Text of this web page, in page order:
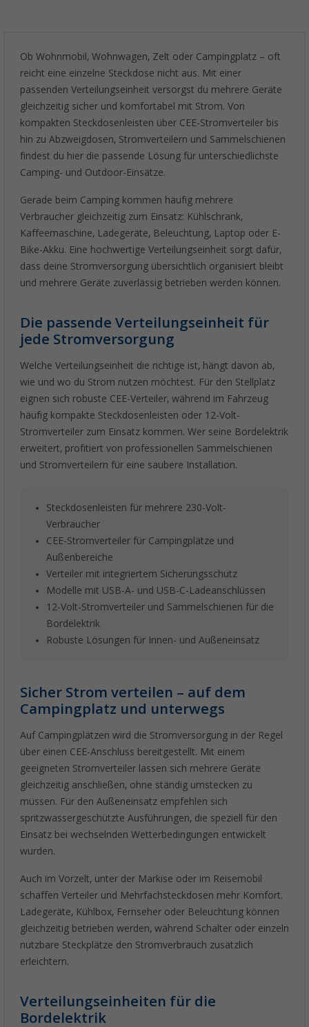
Ob Wohnmobil, Wohnwagen, Zelt oder Campingplatz – oft
reicht eine einzelne Steckdose nicht aus. Mit einer
passenden Verteilungseinheit versorgst du mehrere Geräte
gleichzeitig sicher und komfortabel mit Strom. Von
kompakten Steckdosenleisten über CEE-Stromverteiler bis
hin zu Abzweigdosen, Stromverteilern und Sammelschienen
findest du hier die passende Lösung für unterschiedlichste
Camping- und Outdoor-Einsätze.
Gerade beim Camping kommen häufig mehrere
Verbraucher gleichzeitig zum Einsatz: Kühlschrank,
Kaffeemaschine, Ladegeräte, Beleuchtung, Laptop oder E-
Bike-Akku. Eine hochwertige Verteilungseinheit sorgt dafür,
dass deine Stromversorgung übersichtlich organisiert bleibt
und mehrere Geräte zuverlässig betrieben werden können.
Die passende Verteilungseinheit für
jede Stromversorgung
Welche Verteilungseinheit die richtige ist, hängt davon ab,
wie und wo du Strom nutzen möchtest. Für den Stellplatz
eignen sich robuste CEE-Verteiler, während im Fahrzeug
häufig kompakte Steckdosenleisten oder 12-Volt-
Stromverteiler zum Einsatz kommen. Wer seine Bordelektrik
erweitert, profitiert von professionellen Sammelschienen
und Stromverteilern für eine saubere Installation.
Steckdosenleisten für mehrere 230-Volt-
Verbraucher
CEE-Stromverteiler für Campingplätze und
Außenbereiche
Verteiler mit integriertem Sicherungsschutz
Modelle mit USB-A- und USB-C-Ladeanschlüssen
12-Volt-Stromverteiler und Sammelschienen für die
Bordelektrik
Robuste Lösungen für Innen- und Außeneinsatz
Sicher Strom verteilen – auf dem
Campingplatz und unterwegs
Auf Campingplätzen wird die Stromversorgung in der Regel
über einen CEE-Anschluss bereitgestellt. Mit einem
geeigneten Stromverteiler lassen sich mehrere Geräte
gleichzeitig anschließen, ohne ständig umstecken zu
müssen. Für den Außeneinsatz empfehlen sich
spritzwassergeschützte Ausführungen, die speziell für den
Einsatz bei wechselnden Wetterbedingungen entwickelt
wurden.
Auch im Vorzelt, unter der Markise oder im Reisemobil
schaffen Verteiler und Mehrfachsteckdosen mehr Komfort.
Ladegeräte, Kühlbox, Fernseher oder Beleuchtung können
gleichzeitig betrieben werden, während Schalter oder einzeln
nutzbare Steckplätze den Stromverbrauch zusätzlich
erleichtern.
Verteilungseinheiten für die
Bordelektrik